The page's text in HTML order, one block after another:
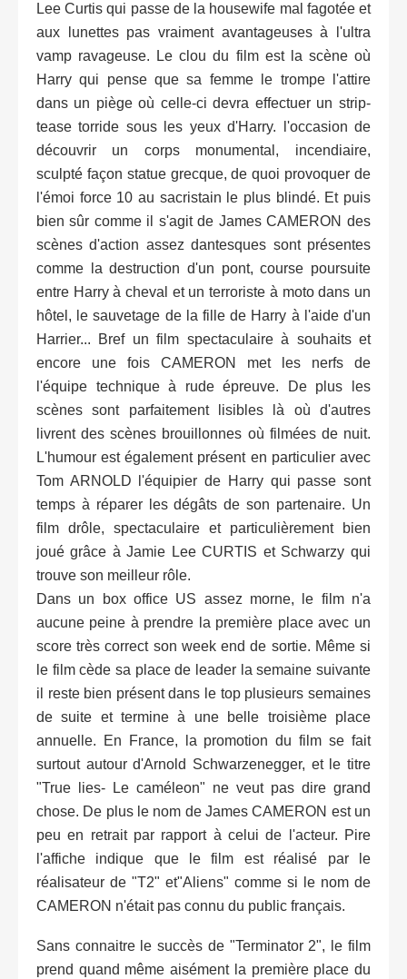
Lee Curtis qui passe de la housewife mal fagotée et
aux lunettes pas vraiment avantageuses à l'ultra
vamp ravageuse. Le clou du film est la scène où
Harry qui pense que sa femme le trompe l'attire
dans un piège où celle-ci devra effectuer un strip-
tease torride sous les yeux d'Harry. l'occasion de
découvrir un corps monumental, incendiaire,
sculpté façon statue grecque, de quoi provoquer de
l'émoi force 10 au sacristain le plus blindé. Et puis
bien sûr comme il s'agit de James CAMERON des
scènes d'action assez dantesques sont présentes
comme la destruction d'un pont, course poursuite
entre Harry à cheval et un terroriste à moto dans un
hôtel, le sauvetage de la fille de Harry à l'aide d'un
Harrier... Bref un film spectaculaire à souhaits et
encore une fois CAMERON met les nerfs de
l'équipe technique à rude épreuve. De plus les
scènes sont parfaitement lisibles là où d'autres
livrent des scènes brouillonnes où filmées de nuit.
L'humour est également présent en particulier avec
Tom ARNOLD l'équipier de Harry qui passe sont
temps à réparer les dégâts de son partenaire. Un
film drôle, spectaculaire et particulièrement bien
joué grâce à Jamie Lee CURTIS et Schwarzy qui
trouve son meilleur rôle.
Dans un box office US assez morne, le film n'a
aucune peine à prendre la première place avec un
score très correct son week end de sortie. Même si
le film cède sa place de leader la semaine suivante
il reste bien présent dans le top plusieurs semaines
de suite et termine à une belle troisième place
annuelle. En France, la promotion du film se fait
surtout autour d'Arnold Schwarzenegger, et le titre
"True lies- Le caméleon" ne veut pas dire grand
chose. De plus le nom de James CAMERON est un
peu en retrait par rapport à celui de l'acteur. Pire
l'affiche indique que le film est réalisé par le
réalisateur de "T2" et"Aliens" comme si le nom de
CAMERON n'était pas connu du public français.
Sans connaitre le succès de "Terminator 2", le film
prend quand même aisément la première place du